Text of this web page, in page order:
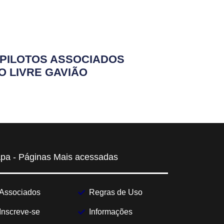
ASSOCIADOS
LIVRE GAVIÃO
- Páginas Mais acessadas
se
Regras de Uso
Informações